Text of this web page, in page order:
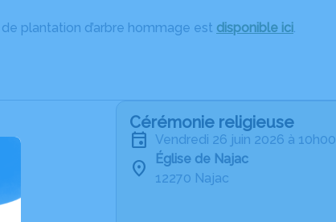
plantation d’arbre hommage est disponible ici.
Cérémonie religieuse
vendredi 26 juin 2026 à 10h00
Église de Najac
12270 Najac